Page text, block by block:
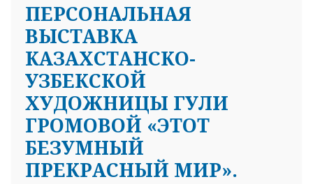
ПЕРСОНАЛЬНАЯ
ВЫСТАВКА
КАЗАХСТАНСКО-
УЗБЕКСКОЙ
ХУДОЖНИЦЫ ГУЛИ
ГРОМОВОЙ «ЭТОТ
БЕЗУМНЫЙ
ПРЕКРАСНЫЙ МИР».